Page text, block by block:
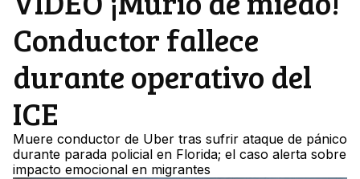
Conductor fallece
durante operativo del
ICE
Muere conductor de Uber tras sufrir ataque de pánico
durante parada policial en Florida; el caso alerta sobre
impacto emocional en migrantes